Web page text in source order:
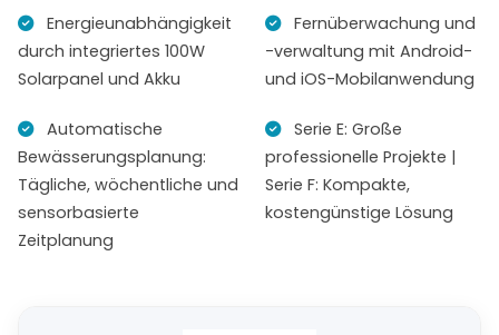
Energieunabhängigkeit
durch integriertes 100W
Solarpanel und Akku
Fernüberwachung und
-verwaltung mit Android-
und iOS-Mobilanwendung
Automatische
Bewässerungsplanung:
Tägliche, wöchentliche und
sensorbasierte
Zeitplanung
Serie E: Große
professionelle Projekte |
Serie F: Kompakte,
kostengünstige Lösung